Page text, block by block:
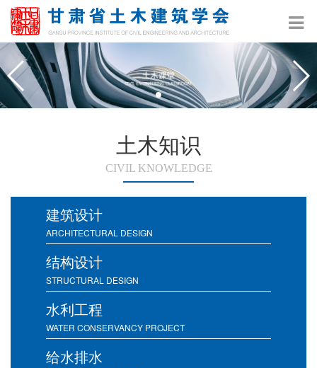
土木知识
CIVIL KNOWLEDGE
建筑设计
ARCHITECTURAL DESIGN
结构设计
STRUCTURAL DESIGN
水利工程
WATER CONSERVANCY PROJECT
给水排水